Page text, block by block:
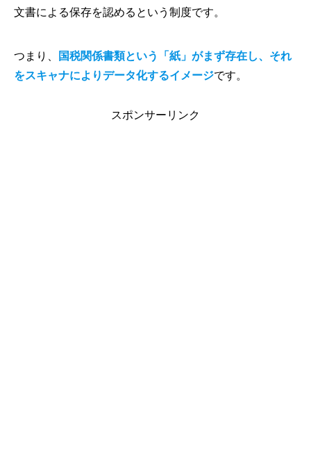
文書による保存を認めるという制度です。
つまり、
国税関係書類という「紙」がまず存在し、それ
をスキャナによりデータ化するイメージです。
スポンサーリンク